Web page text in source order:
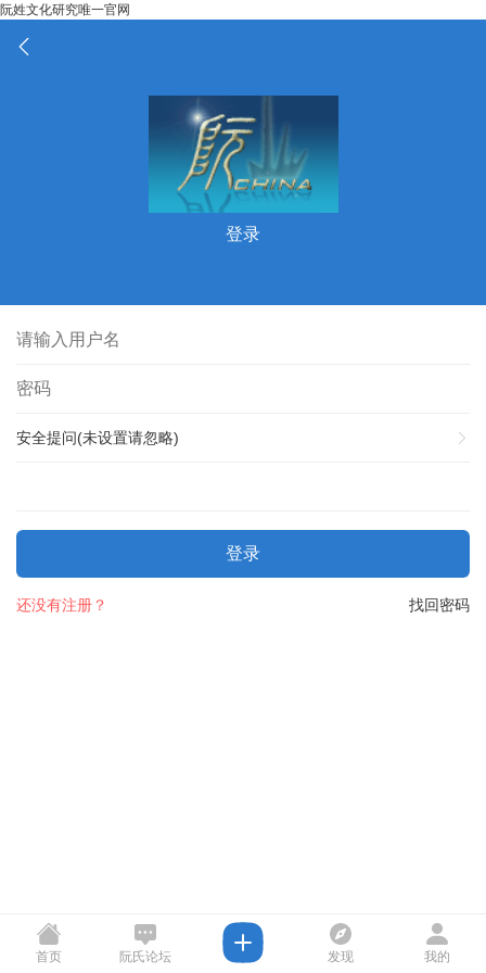
阮姓文化研究唯一官网
登录
安全提问(未设置请忽略)
登录
找回密码
还没有注册？
首页 阮氏论坛 发现 我的